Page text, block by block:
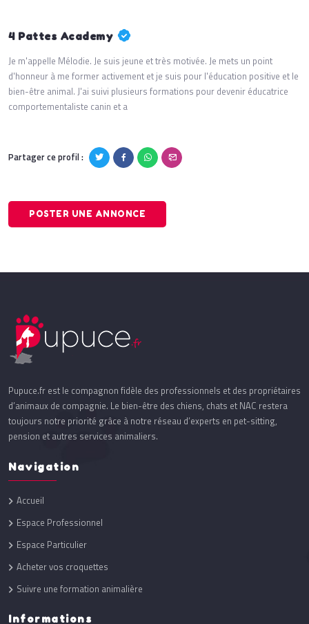
4 Pattes Academy
Je m'appelle Mélodie. Je suis jeune et très motivée. Je mets un point
d'honneur à me former activement et je suis pour l'éducation positive et le
bien-être animal. J'ai suivi plusieurs formations pour devenir éducatrice
comportementaliste canin et a
Partager ce profil :
POSTER UNE ANNONCE
Pupuce.fr est le compagnon fidèle des professionnels et des propriétaires
d’animaux de compagnie. Le bien-être des chiens, chats et NAC restera
toujours notre priorité grâce à notre réseau d’experts en pet-sitting,
pension et autres services animaliers.
Navigation
Accueil
Espace Professionnel
Espace Particulier
Acheter vos croquettes
Suivre une formation animalière
Informations